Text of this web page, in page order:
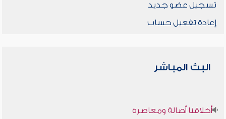
تسجيل عضو جديد
إعادة تفعيل حساب
البث المباشر
أخلاقنا أصالة ومعاصرة